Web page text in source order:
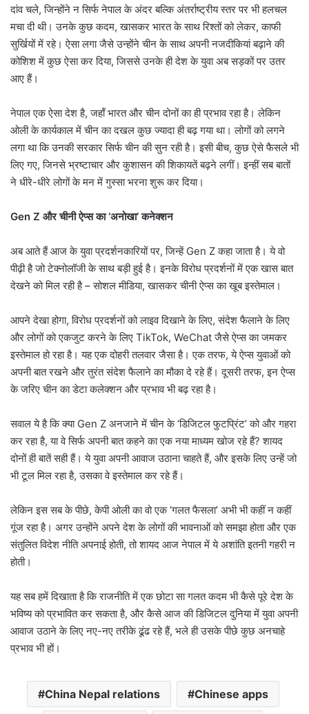
दांव चले, जिन्होंने न सिर्फ नेपाल के अंदर बल्कि अंतर्राष्ट्रीय स्तर पर भी हलचल
मचा दी थी। उनके कुछ कदम, खासकर भारत के साथ रिश्तों को लेकर, काफी
सुर्खियों में रहे। ऐसा लगा जैसे उन्होंने चीन के साथ अपनी नजदीकियां बढ़ाने की
कोशिश में कुछ ऐसा कर दिया, जिससे उनके ही देश के युवा अब सड़कों पर उतर
आए हैं।
नेपाल एक ऐसा देश है, जहाँ भारत और चीन दोनों का ही प्रभाव रहा है। लेकिन
ओली के कार्यकाल में चीन का दखल कुछ ज्यादा ही बढ़ गया था। लोगों को लगने
लगा था कि उनकी सरकार सिर्फ चीन की सुन रही है। इसी बीच, कुछ ऐसे फैसले भी
लिए गए, जिनसे भ्रष्टाचार और कुशासन की शिकायतें बढ़ने लगीं। इन्हीं सब बातों
ने धीरे-धीरे लोगों के मन में गुस्सा भरना शुरू कर दिया।
Gen Z और चीनी ऐप्स का ‘अनोखा’ कनेक्शन
अब आते हैं आज के युवा प्रदर्शनकारियों पर, जिन्हें Gen Z कहा जाता है। ये वो
पीढ़ी है जो टेक्नोलॉजी के साथ बड़ी हुई है। इनके विरोध प्रदर्शनों में एक खास बात
देखने को मिल रही है – सोशल मीडिया, खासकर चीनी ऐप्स का खूब इस्तेमाल।
आपने देखा होगा, विरोध प्रदर्शनों को लाइव दिखाने के लिए, संदेश फैलाने के लिए
और लोगों को एकजुट करने के लिए TikTok, WeChat जैसे ऐप्स का जमकर
इस्तेमाल हो रहा है। यह एक दोहरी तलवार जैसा है। एक तरफ, ये ऐप्स युवाओं को
अपनी बात रखने और तुरंत संदेश फैलाने का मौका दे रहे हैं। दूसरी तरफ, इन ऐप्स
के जरिए चीन का डेटा कलेक्शन और प्रभाव भी बढ़ रहा है।
सवाल ये है कि क्या Gen Z अनजाने में चीन के ‘डिजिटल फुटप्रिंट’ को और गहरा
कर रहा है, या वे सिर्फ अपनी बात कहने का एक नया माध्यम खोज रहे हैं? शायद
दोनों ही बातें सही हैं। ये युवा अपनी आवाज उठाना चाहते हैं, और इसके लिए उन्हें जो
भी टूल मिल रहा है, उसका वे इस्तेमाल कर रहे हैं।
लेकिन इस सब के पीछे, केपी ओली का वो एक ‘गलत फैसला’ अभी भी कहीं न कहीं
गूंज रहा है। अगर उन्होंने अपने देश के लोगों की भावनाओं को समझा होता और एक
संतुलित विदेश नीति अपनाई होती, तो शायद आज नेपाल में ये अशांति इतनी गहरी न
होती।
यह सब हमें दिखाता है कि राजनीति में एक छोटा सा गलत कदम भी कैसे पूरे देश के
भविष्य को प्रभावित कर सकता है, और कैसे आज की डिजिटल दुनिया में युवा अपनी
आवाज उठाने के लिए नए-नए तरीके ढूंढ रहे हैं, भले ही उसके पीछे कुछ अनचाहे
प्रभाव भी हों।
China Nepal relations Chinese apps